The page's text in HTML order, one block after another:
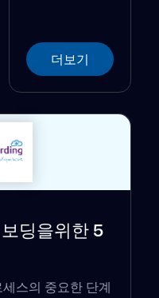
더보기
딩을위한 5
스의 중요한 단계